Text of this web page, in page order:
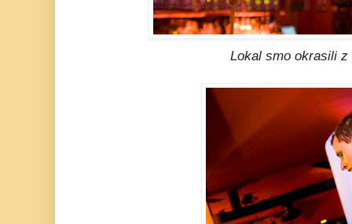
Lokal smo okrasili z